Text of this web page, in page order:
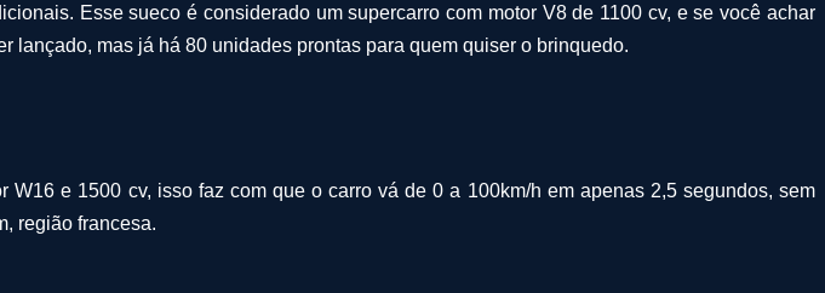
Esse sueco é considerado um supercarro com motor V8 de 1100 cv, e se você achar
lançado, mas já há 80 unidades prontas para quem quiser o brinquedo.
e 1500 cv, isso faz com que o carro vá de 0 a 100km/h em apenas 2,5 segundos, sem
região francesa.